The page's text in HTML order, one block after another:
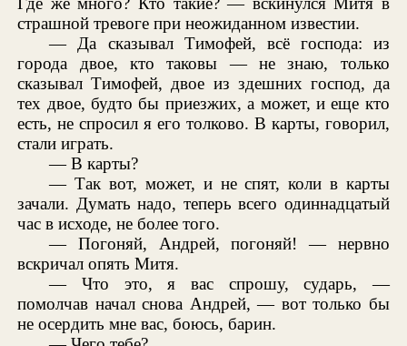
страшной тревоге при неожиданном известии.
— Да сказывал Тимофей, всё господа: из
города двое, кто таковы — не знаю, только
сказывал Тимофей, двое из здешних господ, да
тех двое, будто бы приезжих, а может, и еще кто
есть, не спросил я его толково. В карты, говорил,
стали играть.
— В карты?
— Так вот, может, и не спят, коли в карты
зачали. Думать надо, теперь всего одиннадцатый
час в исходе, не более того.
— Погоняй, Андрей, погоняй! — нервно
вскричал опять Митя.
— Что это, я вас спрошу, сударь, —
помолчав начал снова Андрей, — вот только бы
не осердить мне вас, боюсь, барин.